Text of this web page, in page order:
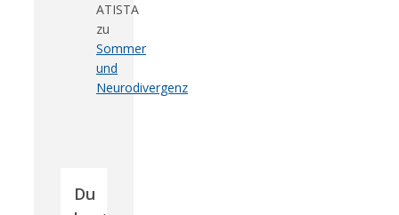
ATISTA
zu
Sommer
und
Neurodivergenz
Du